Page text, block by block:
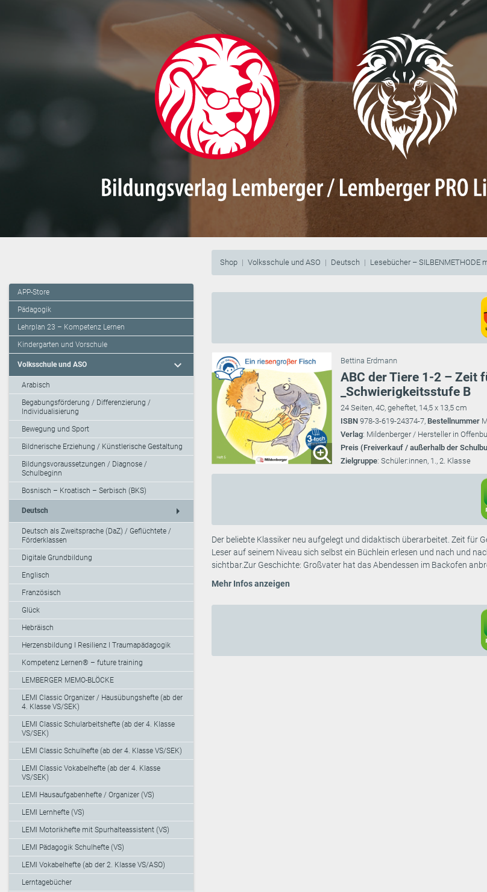
Shop Volksschule und ASO Deutsch Lesebücher – SILBENMETHODE
APP-Store
Pädagogik
Lehrplan 23 – Kompetenz Lernen
Kindergarten und Vorschule
Volksschule und ASO expand_more
Arabisch
Begabungsförderung / Differenzierung /
Individualisierung
Bewegung und Sport
Bildnerische Erziehung / Künstlerische Gestaltung
Bildungsvoraussetzungen / Diagnose /
Schulbeginn
Bosnisch – Kroatisch – Serbisch (BKS)
Deutsch arrow_right
Deutsch als Zweitsprache (DaZ) / Geflüchtete /
Förderklassen
Digitale Grundbildung
Englisch
Französisch
Glück
Hebräisch
Herzensbildung I Resilienz I Traumapädagogik
Kompetenz Lernen® – future training
LEMBERGER MEMO-BLÖCKE
LEMI Classic Organizer / Hausübungshefte (ab der
4. Klasse VS/SEK)
LEMI Classic Schularbeitshefte (ab der 4. Klasse
VS/SEK)
LEMI Classic Schulhefte (ab der 4. Klasse VS/SEK)
LEMI Classic Vokabelhefte (ab der 4. Klasse
VS/SEK)
LEMI Hausaufgabenhefte / Organizer (VS)
LEMI Lernhefte (VS)
LEMI Motorikhefte mit Spurhalteassistent (VS)
LEMI Pädagogik Schulhefte (VS)
LEMI Vokabelhefte (ab der 2. Klasse VS/ASO)
Lerntagebücher
Bettina Erdmann
ABC der Tiere 1-2 – Zeit
_Schwierigkeitsstufe B
24 Seiten, 4C, geheftet, 14,5 x 13,5 cm
ISBN 978-3-619-24374-7, Bestellnummer
Verlag: Mildenberger / Hersteller in
Preis (Freiverkauf / außerhalb der
Zielgruppe: Schüler:innen, 1., 2. Klasse
Der beliebte Klassiker neu aufgelegt und didaktisch überarbeitet. Zeit für
Leser auf seinem Niveau sich selbst ein Büchlein erlesen und nach und
sichtbar.Zur Geschichte: Großvater hat das Abendessen im Backofen
Mehr Infos anzeigen